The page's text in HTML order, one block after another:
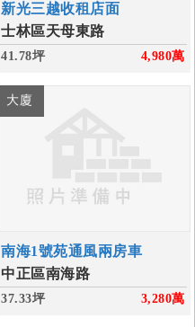
新光三越收租店面
士林區天母東路
41.78坪 4,980萬
大廈
南海1號苑通風兩房車
中正區南海路
37.33坪 3,280萬